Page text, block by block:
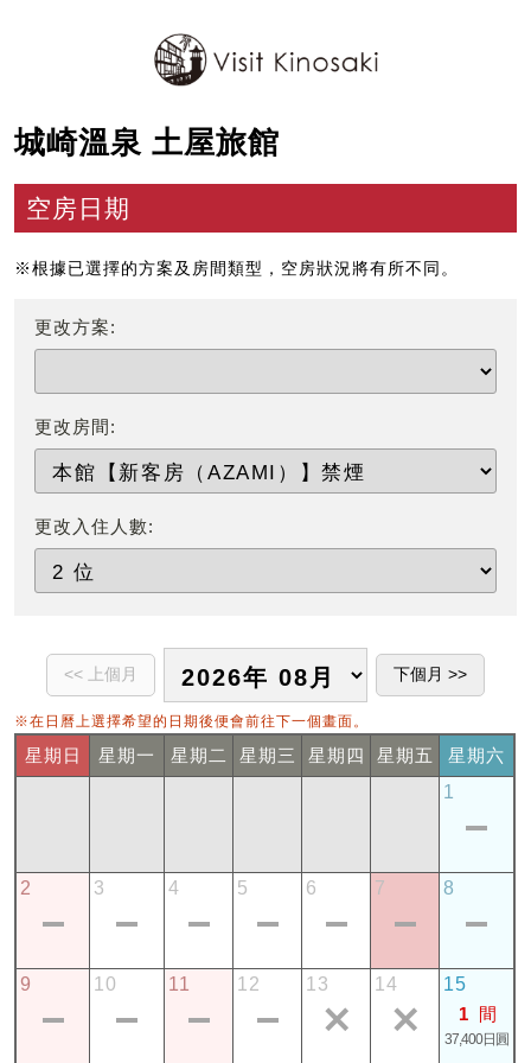
城崎溫泉 土屋旅館
空房日期
※根據已選擇的方案及房間類型，空房狀況將有所不同。
更改方案:
更改房間:
更改入住人數:
※在日曆上選擇希望的日期後便會前往下一個畫面。
星期日 星期一 星期二 星期三 星期四 星期五
星期六
1
2 3 4 5 6 7 8
9 10 11 12 13 14
15
1 間
37,400日圓